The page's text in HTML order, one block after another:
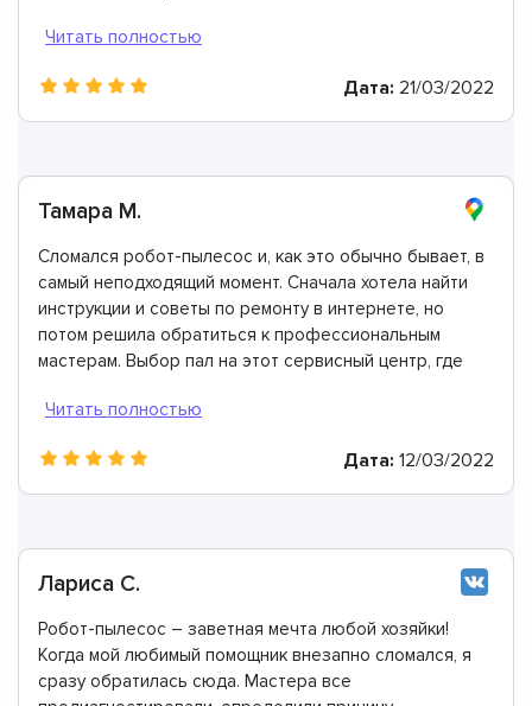
Дата: 21/03/2022
Тамара М.
Сломался робот-пылесос и, как это обычно бывает, в
самый неподходящий момент. Сначала хотела найти
инструкции и советы по ремонту в интернете, но
потом решила обратиться к профессиональным
мастерам. Выбор пал на этот сервисный центр, где
Дата: 12/03/2022
Лариса С.
Робот-пылесос – заветная мечта любой хозяйки!
Когда мой любимый помощник внезапно сломался, я
сразу обратилась сюда. Мастера все